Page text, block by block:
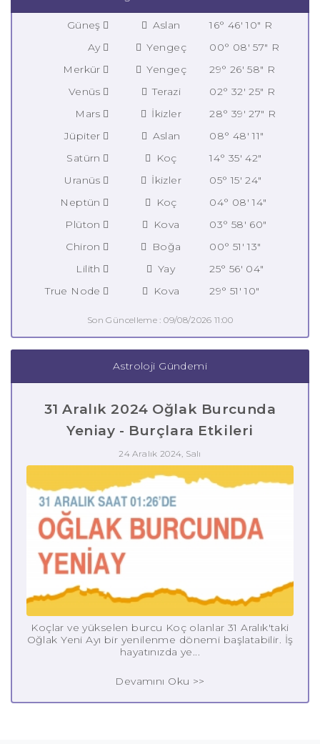
Güneş Aslan
16° 46' 10" R
Ay
Yengeç
00° 08' 57" R
Merkür
Yengeç
29° 26' 58" R
Venüs
Terazi
02° 32' 25" R
Mars
İkizler
28° 39' 27" R
Jüpiter
Aslan
08° 48' 11"
Satürn
Koç
14° 35' 42"
Uranüs
İkizler
05° 15' 24"
Neptün
Koç
04° 08' 14"
Plüton
Kova
03° 58' 60"
Chiron
Boğa
00° 51' 13"
Lilith
Yay
25° 56' 04"
True Node
Kova 29° 51' 10"
Son Güncelleme : 09/08/2026 11:00
Astroloji Gündemi
31 Aralık 2024 Oğlak Burcunda
Yeniay - Burçlara Etkileri
24 Aralık 2024, Salı
Koçlar ve yükselen burcu Koç olanlar 31 Aralık'taki
Oğlak Yeni Ayı bir yenilenme dönemi başlatabilir. İş
hayatınızda ye...
Devamını Oku >>